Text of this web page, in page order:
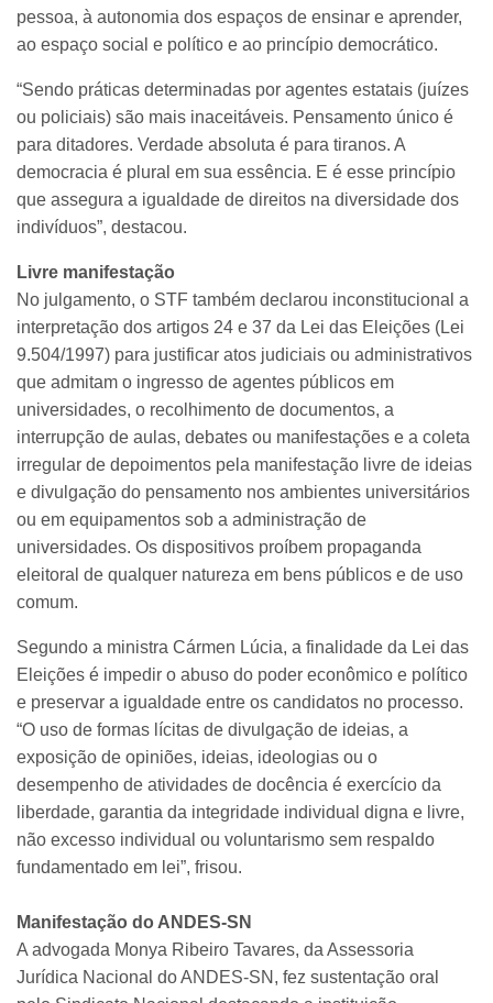
pessoa, à autonomia dos espaços de ensinar e aprender,
ao espaço social e político e ao princípio democrático.
“Sendo práticas determinadas por agentes estatais (juízes
ou policiais) são mais inaceitáveis. Pensamento único é
para ditadores. Verdade absoluta é para tiranos. A
democracia é plural em sua essência. E é esse princípio
que assegura a igualdade de direitos na diversidade dos
indivíduos”, destacou.
Livre manifestação
No julgamento, o STF também declarou inconstitucional a
interpretação dos artigos 24 e 37 da Lei das Eleições (Lei
9.504/1997) para justificar atos judiciais ou administrativos
que admitam o ingresso de agentes públicos em
universidades, o recolhimento de documentos, a
interrupção de aulas, debates ou manifestações e a coleta
irregular de depoimentos pela manifestação livre de ideias
e divulgação do pensamento nos ambientes universitários
ou em equipamentos sob a administração de
universidades. Os dispositivos proíbem propaganda
eleitoral de qualquer natureza em bens públicos e de uso
comum.
Segundo a ministra Cármen Lúcia, a finalidade da Lei das
Eleições é impedir o abuso do poder econômico e político
e preservar a igualdade entre os candidatos no processo.
“O uso de formas lícitas de divulgação de ideias, a
exposição de opiniões, ideias, ideologias ou o
desempenho de atividades de docência é exercício da
liberdade, garantia da integridade individual digna e livre,
não excesso individual ou voluntarismo sem respaldo
fundamentado em lei”, frisou.
Manifestação do ANDES-SN
A advogada Monya Ribeiro Tavares, da Assessoria
Jurídica Nacional do ANDES-SN, fez sustentação oral